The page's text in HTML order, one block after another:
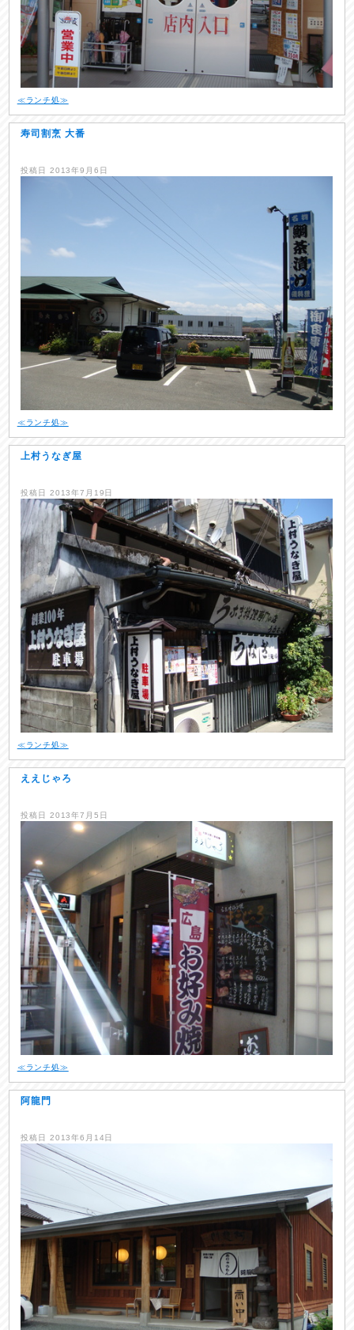
≪ランチ処≫
寿司割烹 大番
投稿日 2013年9月6日
≪ランチ処≫
上村うなぎ屋
投稿日 2013年7月19日
≪ランチ処≫
ええじゃろ
投稿日 2013年7月5日
≪ランチ処≫
阿龍門
投稿日 2013年6月14日